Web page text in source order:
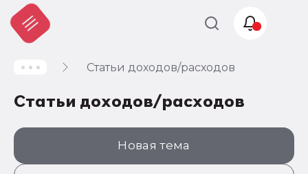
Статьи доходов/расходов
Статьи доходов/расходов
Новая тема
Учет и